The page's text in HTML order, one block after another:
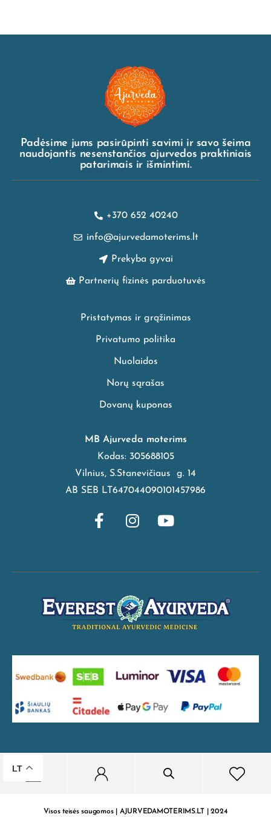
Padėsime jums pasirūpinti savimi ir savo šeima
naudojantis nesenstančios ajurvedos praktiniais
patarimais ir išmintimi.
+370 652 40240
info@ajurvedamoterims.lt
Prekyba gyvai
Partnerių fizinės parduotuvės
Pristatymas ir grąžinimas
Privatumo politika
Nuolaidos
Norų sąrašas
Dovanų kuponas
MB Ajurveda moterims
Kodas: 305688105
Vilnius, S.Stanevičiaus g. 14
AB SEB LT647044090101457986
Visos teisės saugomos | AJURVEDAMOTERIMS.LT | 2024
LT